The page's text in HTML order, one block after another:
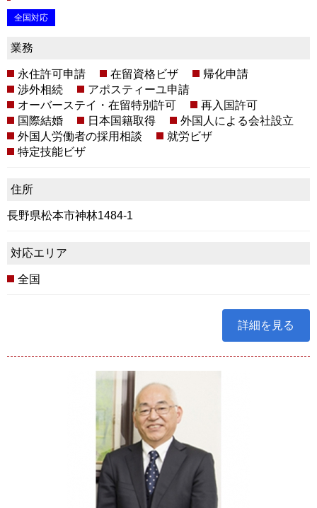
全国対応
業務
永住許可申請 在留資格ビザ
帰化申請
渉外相続
アポスティーユ申請
オーバーステイ・在留特別許可
再入国許可
国際結婚
日本国籍取得
外国人による会社設立
外国人労働者の採用相談
就労ビザ
特定技能ビザ
住所
長野県松本市神林1484-1
対応エリア
全国
詳細を見る